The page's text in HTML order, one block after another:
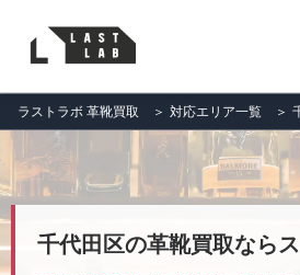
ラストラボ 革靴買取 ＞ 対応エリア一覧 ＞
千代田区の革靴買取なら